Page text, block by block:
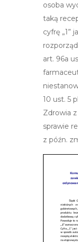
osoba
taką
cyfrę „1”
art. 96a
10 ust. 5
Zdrowia
sprawie
z późn.